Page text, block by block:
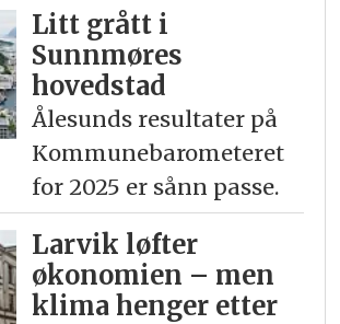
Litt grått i
Sunnmøres
hovedstad
Ålesunds resultater på
Kommunebarometeret
for 2025 er sånn passe.
Larvik løfter
økonomien – men
klima henger etter